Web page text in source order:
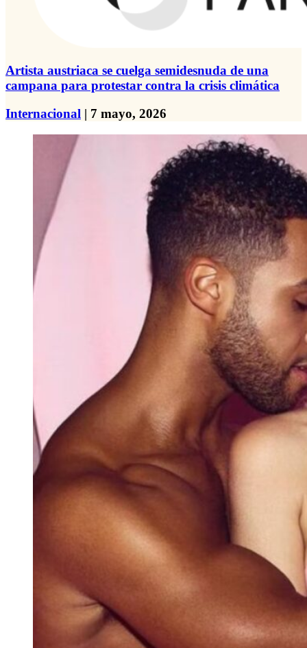
Artista austriaca se cuelga semidesnuda de una
campana para protestar contra la crisis climática
Internacional | 7 mayo, 2026